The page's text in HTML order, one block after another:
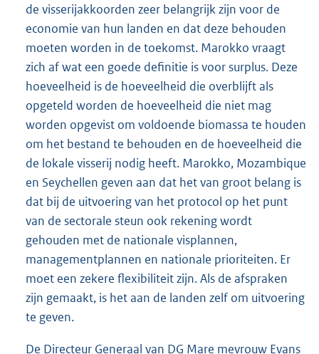
de visserijakkoorden zeer belangrijk zijn voor de
economie van hun landen en dat deze behouden
moeten worden in de toekomst. Marokko vraagt
zich af wat een goede definitie is voor surplus. Deze
hoeveelheid is de hoeveelheid die overblijft als
opgeteld worden de hoeveelheid die niet mag
worden opgevist om voldoende biomassa te houden
om het bestand te behouden en de hoeveelheid die
de lokale visserij nodig heeft. Marokko, Mozambique
en Seychellen geven aan dat het van groot belang is
dat bij de uitvoering van het protocol op het punt
van de sectorale steun ook rekening wordt
gehouden met de nationale visplannen,
managementplannen en nationale prioriteiten. Er
moet een zekere flexibiliteit zijn. Als de afspraken
zijn gemaakt, is het aan de landen zelf om uitvoering
te geven.
De Directeur Generaal van DG Mare mevrouw Evans